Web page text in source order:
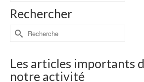
Rechercher
Rechercher :
Les articles importants
notre activité